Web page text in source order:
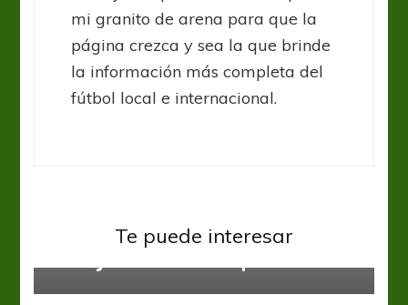
mi granito de arena para que la
página crezca y sea la que brinde
la información más completa del
fútbol local e internacional.
Te puede interesar
Boca Juniors Liga Profesional